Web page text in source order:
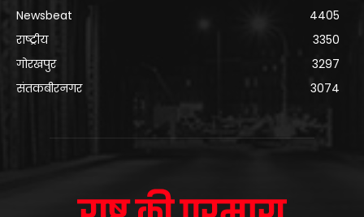
Newsbeat
4405
राष्ट्रीय
3350
गोरखपुर
3297
संतकबीरनगर
3074